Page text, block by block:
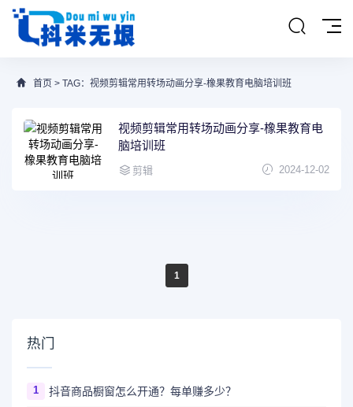
首页 > TAG：视频剪辑常用转场动画分享-橡果教育电脑培训班
视频剪辑常用转场动画分享-橡果教育电
脑培训班
剪辑 2024-12-02
1
热门
1 抖音商品橱窗怎么开通？每单赚多少？